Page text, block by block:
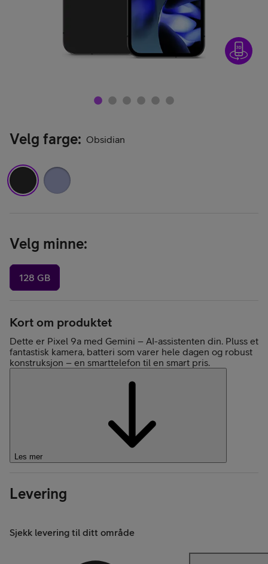
Velg farge: Obsidian
Velg minne:
128 GB
Kort om produktet
Dette er Pixel 9a med Gemini – AI-assistenten din. Pluss et
fantastisk kamera, batteri som varer hele dagen og robust
konstruksjon – en smarttelefon til en smart pris.
Les mer
Levering
Sjekk levering til ditt område